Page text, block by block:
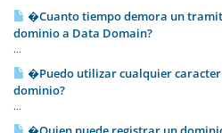
�Cuanto tiempo demora un
dominio a Data Domain?
...
�Puedo utilizar cualquier
dominio?
...